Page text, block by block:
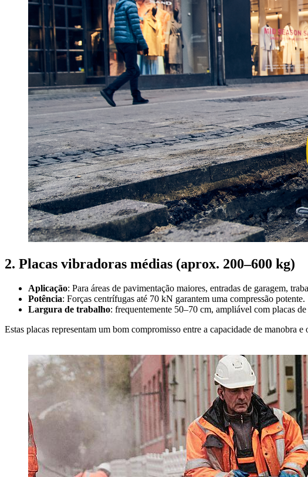
2. Placas vibradoras médias (aprox. 200–600 kg)
Aplicação: Para áreas de pavimentação maiores, entradas de garagem,
Potência: Forças centrífugas até 70 kN garantem uma compressão potente.
Largura de trabalho: frequentemente 50–70 cm, ampliável com placas de
Estas placas representam um bom compromisso entre a capacidade de manobra